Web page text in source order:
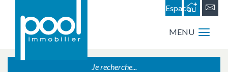
Espace
personnel
MENU
Je recherche...